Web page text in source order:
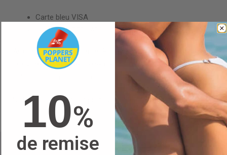
Carte bleu VISA
Carte MASTERCARD (débit ou crédit)
Aucune mention du nom Poppers Planet n’apparaitra
sur votre relevé de carte bancaire.Chez nous
Notre site internet est protégé par le protocole SSL.
10%
de remise